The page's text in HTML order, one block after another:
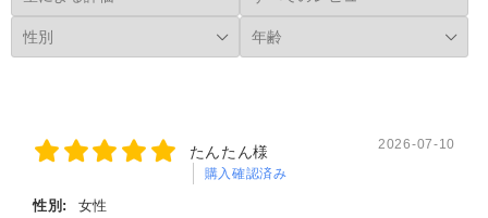
たんたん様
購入確認済み
2026-07-10
性別:
女性